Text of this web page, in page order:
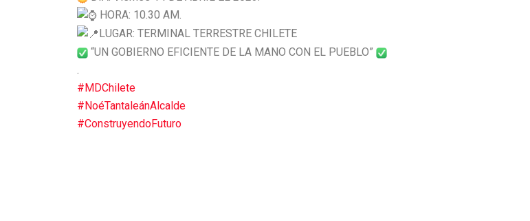
HORA: 10.30 AM.
LUGAR: TERMINAL TERRESTRE CHILETE
“UN GOBIERNO EFICIENTE DE LA MANO CON EL PUEBLO”
.
#MDChilete
#NoéTantaleánAlcalde
#ConstruyendoFuturo